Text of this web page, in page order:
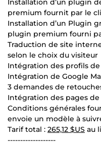
Installation d’un plugin
premium fournit par le
Installation d’un Plugin
plugin premium fourni
Traduction de site
selon le choix du visiteur
Intégration des profils de
Intégration de Google
3 demandes de
Intégration des pages
Conditions générales
envoie un modèle à
Tarif total : 265,12 $US au
-------------------